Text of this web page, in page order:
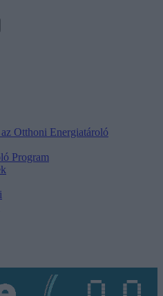
Otthoni Energiatároló
Program